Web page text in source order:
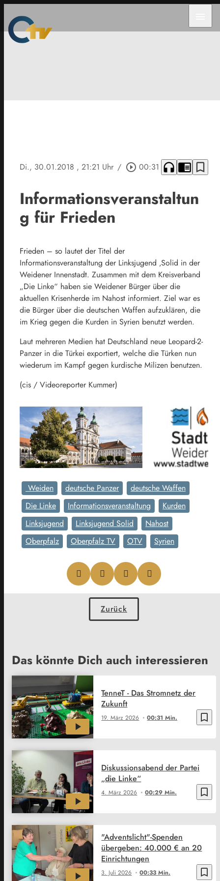
Di., 30.01.2018 , 21:21 Uhr / play_circle_outline 00:31 headphones chrome_reader_mode bookmark_border
Informationsveranstaltun
g für Frieden
Frieden – so lautet der Titel der
Informationsveranstaltung der Linksjugend ‚Solid in der
Weidener Innenstadt. Zusammen mit dem Kreisverband
„Die Linke“ haben sie Weidener Bürger über die
aktuellen Krisenherde im Nahost informiert. Ziel war es
die Bürger über die deutschen Waffen aufzuklären, die
im Krieg gegen die Kurden in Syrien benutzt werden.
Laut mehreren Medien hat Deutschland neue Leopard-2-
Panzer in die Türkei exportiert, welche die Türken nun
wiederum im Kampf gegen kurdische Milizen benutzen.
(cis / Videoreporter Kummer)
Weiden deutsche Panzer
deutsche Waffen
Die Linke
Informationsveranstaltung
Kurden
Linksjugend
Linksjugend Solid
Nahost
Oberpfalz
Oberpfalz TV OTV Syrien
Zurück
Das könnte Dich auch interessieren
bookmark_border
19. März 2026 00:31 Min.
TenneT - Das Stromnetz der
Zukunft
bookmark_border
4. März 2026 00:29 Min.
Diskussionsabend der Partei
„die Linke“
bookmark_border
3. Juli 2026 00:33 Min.
"Adventslicht"-Spenden
übergeben: 40.000 € an 20
Einrichtungen